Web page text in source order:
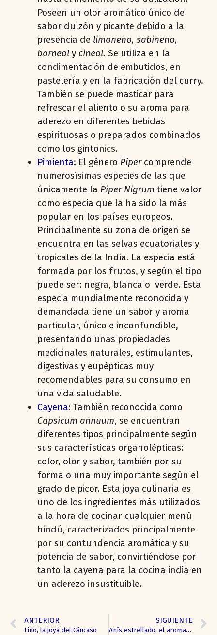
Poseen un olor aromático único de
sabor dulzón y picante debido a la
presencia de limoneno, sabineno,
borneol y cineol. Se utiliza en la
condimentación de embutidos, en
pastelería y en la fabricación del curry.
También se puede masticar para
refrescar el aliento o su aroma para
aderezo en diferentes bebidas
espirituosas o preparados combinados
como los gintonics.
Pimienta: El género Pipercomprende
numerosísimas especies de las que
únicamente la Piper Nigrum tiene valor
como especia que la ha sido la más
popular en los países europeos.
Principalmente su zona de origen se
encuentra en las selvas ecuatoriales y
tropicales de la India. La especia está
formada por los frutos, y según el tipo
puede ser: negra, blanca o verde. Esta
especia mundialmente reconocida y
demandada tiene un sabor y aroma
particular, único e inconfundible,
presentando unas propiedades
medicinales naturales, estimulantes,
digestivas y eupépticas muy
recomendables para su consumo en
una vida saludable.
Cayena: También reconocida como
Capsicum annuum, se encuentran
diferentes tipos principalmente según
sus características organolépticas:
color, olor y sabor, también por su
forma o una muy importante según el
grado de picor. Esta joya culinaria es
uno de los ingredientes más utilizados
a la hora de cocinar cualquier menú
hindú, caracterizados principalmente
por su contundencia aromática y su
potencia de sabor, convirtiéndose por
tanto la cayena para la cocina india en
un aderezo insustituible.
ANTERIOR
Lino, la joya del Cáucaso
SIGUIENTE
Anís estrellado, el aroma estrella